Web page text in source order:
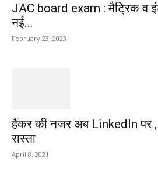
JAC board exam : मैट्रिक व
नई...
February 23, 2023
हैकर की नजर अब LinkedIn पर ,
रास्ता
April 8, 2021